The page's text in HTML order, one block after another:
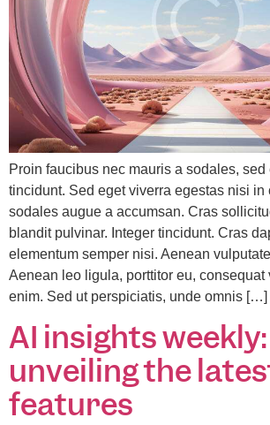
Proin faucibus nec mauris a sodales, sed
tincidunt. Sed eget viverra egestas nisi in
sodales augue a accumsan. Cras
blandit pulvinar. Integer tincidunt. Cras
elementum semper nisi. Aenean
Aenean leo ligula, porttitor eu, consequat
enim. Sed ut perspiciatis, unde omnis […]
AI insights weekly:
unveiling the
features